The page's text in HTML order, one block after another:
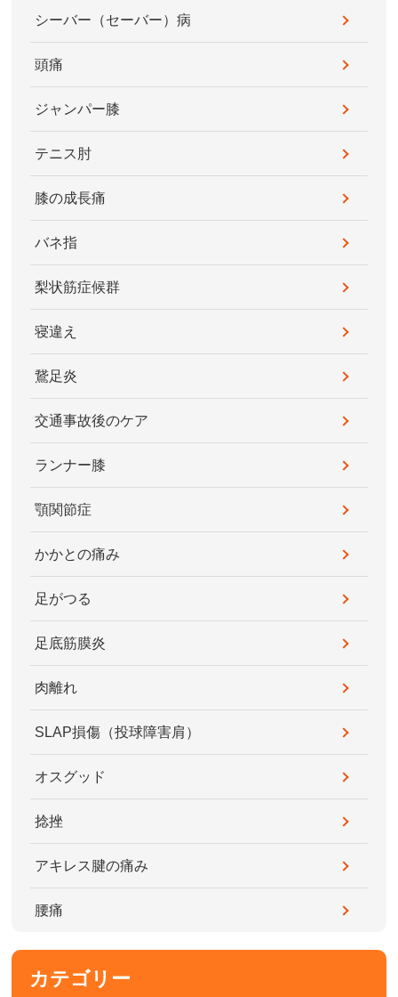
シーバー（セーバー）病
頭痛
ジャンパー膝
テニス肘
膝の成長痛
バネ指
梨状筋症候群
寝違え
鵞足炎
交通事故後のケア
ランナー膝
顎関節症
かかとの痛み
足がつる
足底筋膜炎
肉離れ
SLAP損傷（投球障害肩）
オスグッド
捻挫
アキレス腱の痛み
腰痛
カテゴリー